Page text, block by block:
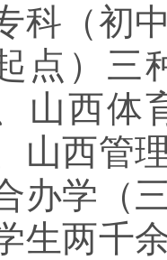
科（初
点）三
山西体
山西管
办学（
生两千